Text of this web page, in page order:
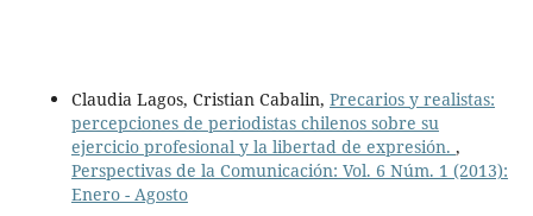
Claudia Lagos, Cristian Cabalin, Precarios y realistas:
percepciones de periodistas chilenos sobre su
ejercicio profesional y la libertad de expresión. ,
Perspectivas de la Comunicación: Vol. 6 Núm. 1 (2013):
Enero - Agosto